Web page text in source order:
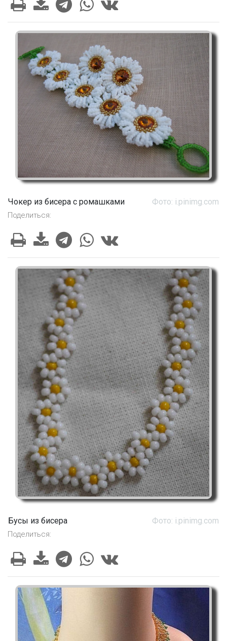
Чокер из бисера с ромашками Фото: i.pinimg.com
Поделиться:
Бусы из бисера Фото: i.pinimg.com
Поделиться: